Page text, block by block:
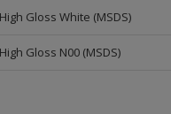
Gloss White (MSDS)
Gloss N00 (MSDS)